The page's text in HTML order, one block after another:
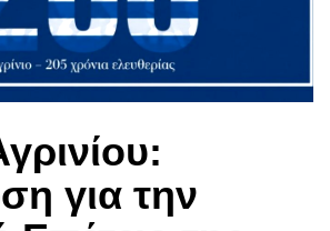
για την